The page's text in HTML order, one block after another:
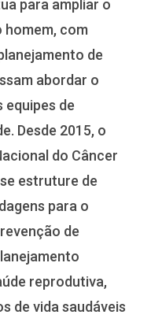
para ampliar o
homem, com
de
abordar o
de
Desde 2015, o
do Câncer
estruture de
para o
de
reprodutiva,
de vida saudáveis